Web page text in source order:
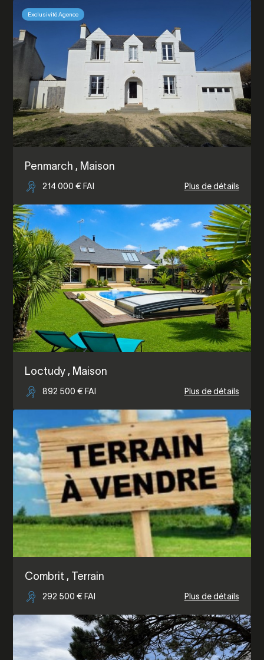
Exclusivité Agence
Penmarch , Maison
214 000 € FAI Plus de détails
Loctudy , Maison
892 500 € FAI Plus de détails
Combrit , Terrain
292 500 € FAI Plus de détails